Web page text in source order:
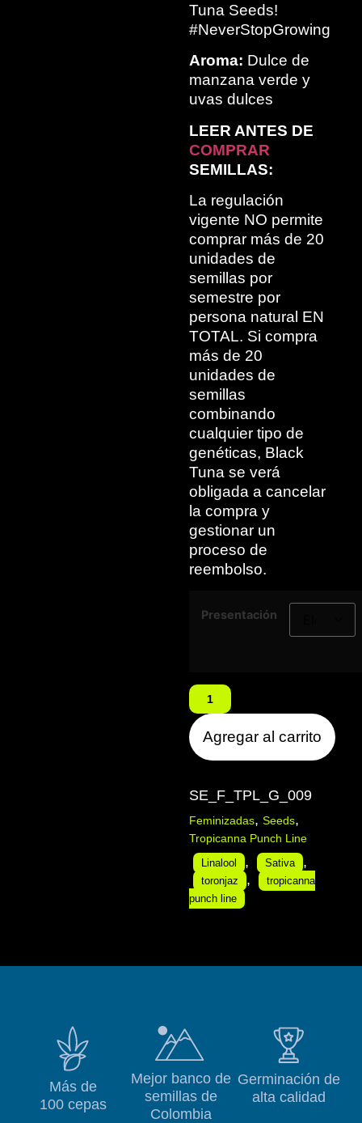
Tuna Seeds!
#NeverStopGrowing
Aroma: Dulce de
manzana verde y
uvas dulces
LEER ANTES DE
COMPRAR
SEMILLAS:
La regulación
vigente NO permite
comprar más de 20
unidades de
semillas por
semestre por
persona natural EN
TOTAL. Si compra
más de 20
unidades de
semillas
combinando
cualquier tipo de
genéticas, Black
Tuna se verá
obligada a cancelar
la compra y
gestionar un
proceso de
reembolso.
Presentación
Agregar al carrito
SE_F_TPL_G_009
Feminizadas, Seeds,
Tropicanna Punch Line
Linalool , Sativa ,
toronjaz ,
tropicanna
punch line
Más de
100 cepas
Mejor banco de
semillas de
Colombia
Germinación de
alta calidad